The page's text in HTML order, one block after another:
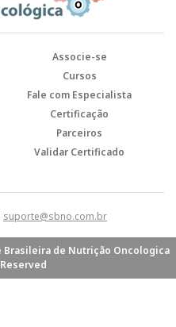
Associe-se
Cursos
Fale com Especialista
Certificação
Parceiros
Validar Certificado
suporte@sbno.com.br
Brasileira de Nutrição Oncologica